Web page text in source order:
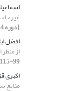
[دوره 34، شماره 134، 1404، صفحه 81-104]
افضل
از
99-115]
اکبری
منابع